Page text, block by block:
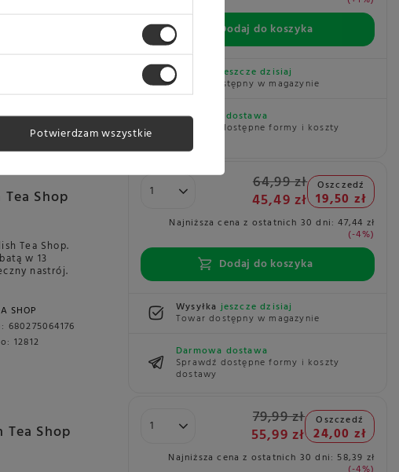
Dodaj do koszyka
Wysyłka jeszcze dzisiaj
Towar dostępny w magazynie
Darmowa dostawa
Sprawdź dostępne formy i koszty
Shop
Tea Shop.
w 13
nastrój.
SHOP
680275064176
12812
64,99 zł
45,49 zł
Oszczedź
19,50 zł
Najniższa cena z ostatnich 30 dni:47,44 zł
-4%
Dodaj do koszyka
Wysyłkajeszcze dzisiaj
Towar dostępny w magazynie
Darmowa dostawa
Sprawdź dostępne formy i koszty
dostawy
Shop
79,99 zł
55,99 zł
Oszczedź
24,00 zł
Najniższa cena z ostatnich 30 dni: 58,39 zł
Potwierdzam wszystkie